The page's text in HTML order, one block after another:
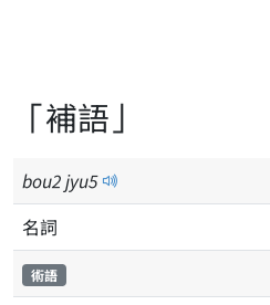
「補語」
bou2jyu5
名詞
術語